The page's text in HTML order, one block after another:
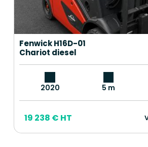
Fenwick H16D-01
Chariot diesel
2020 5 m
19 238 € HT